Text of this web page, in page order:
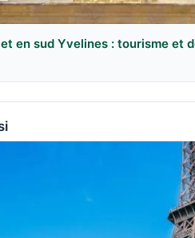
en sud Yvelines : tourisme et